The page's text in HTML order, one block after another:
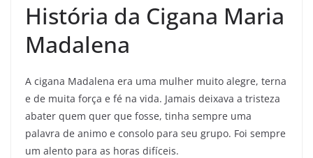
História da Cigana Maria
Madalena
A cigana Madalena era uma mulher muito alegre, terna
e de muita força e fé na vida. Jamais deixava a tristeza
abater quem quer que fosse, tinha sempre uma
palavra de animo e consolo para seu grupo. Foi sempre
um alento para as horas difíceis.